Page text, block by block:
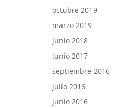
octubre 2019
marzo 2019
junio 2018
junio 2017
septiembre 2016
julio 2016
junio 2016